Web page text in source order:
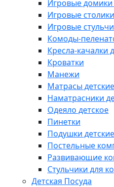
Игровые домики
Игровые столики
Игровые
Комоды-
Кресла-качалки
Кроватки
Манежи
Матрасы детские
Наматрасники
Одеяло детское
Пинетки
Подушки детские
Постельные
Развивающие
Стульчики для
Детская Посуда